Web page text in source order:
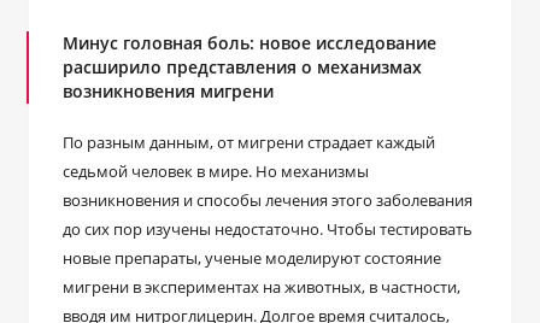
Минус головная боль: новое исследование
расширило представления о механизмах
возникновения мигрени
По разным данным, от мигрени страдает каждый
седьмой человек в мире. Но механизмы
возникновения и способы лечения этого заболевания
до сих пор изучены недостаточно. Чтобы тестировать
новые препараты, ученые моделируют состояние
мигрени в экспериментах на животных, в частности,
вводя им нитроглицерин. Долгое время считалось,